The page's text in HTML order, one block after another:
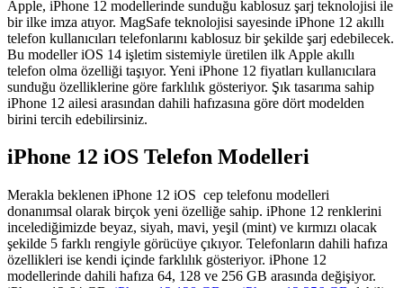
Apple, iPhone 12 modellerinde sunduğu kablosuz şarj teknolojisi ile
bir ilke imza atıyor. MagSafe teknolojisi sayesinde iPhone 12 akıllı
telefon kullanıcıları telefonlarını kablosuz bir şekilde şarj edebilecek.
Bu modeller iOS 14 işletim sistemiyle üretilen ilk Apple akıllı
telefon olma özelliği taşıyor. Yeni iPhone 12 fiyatları kullanıcılara
sunduğu özelliklerine göre farklılık gösteriyor. Şık tasarıma sahip
iPhone 12 ailesi arasından dahili hafızasına göre dört modelden
birini tercih edebilirsiniz.
iPhone 12 iOS Telefon Modelleri
Merakla beklenen iPhone 12 iOS cep telefonu modelleri
donanımsal olarak birçok yeni özelliğe sahip. iPhone 12 renklerini
incelediğimizde beyaz, siyah, mavi, yeşil (mint) ve kırmızı olacak
şekilde 5 farklı rengiyle görücüye çıkıyor. Telefonların dahili hafıza
özellikleri ise kendi içinde farklılık gösteriyor. iPhone 12
modellerinde dahili hafıza 64, 128 ve 256 GB arasında değişiyor.